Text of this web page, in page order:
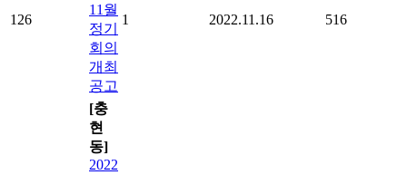
126
11월
정기
회의
개최
공고
1 2022.11.16 516
[충
현
동]
2022